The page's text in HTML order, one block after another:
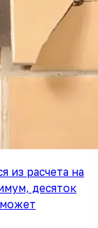
из расчета на
десяток